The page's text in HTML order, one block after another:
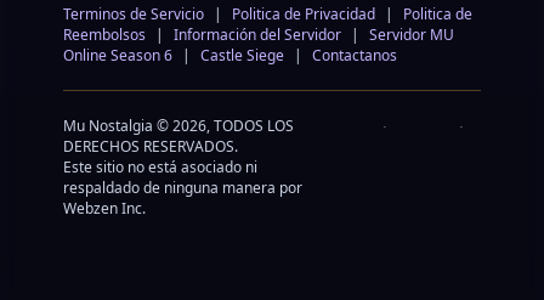
Terminos de Servicio | Politica de Privacidad |
Politica de
Reembolsos
| Información del Servidor |
Servidor MU
Online Season 6 | Castle Siege | Contactanos
Mu Nostalgia © 2026, TODOS LOS
DERECHOS RESERVADOS.
Este sitio no está asociado ni
respaldado de ninguna manera por
Webzen Inc.